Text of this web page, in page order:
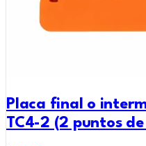
Placa final o
TC4-2 (2 puntos de